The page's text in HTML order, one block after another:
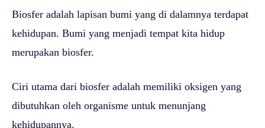
Biosfer adalah lapisan bumi yang di dalamnya terdapat
kehidupan. Bumi yang menjadi tempat kita hidup
merupakan biosfer.
Ciri utama dari biosfer adalah memiliki oksigen yang
dibutuhkan oleh organisme untuk menunjang
kehidupannya.